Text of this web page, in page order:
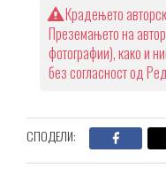
Крадењето
Преземањето на
фотографии), како и
без согласност од
СПОДЕЛИ: